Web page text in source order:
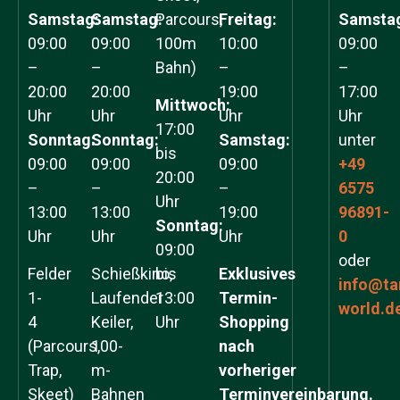
Samstag:
09:00
–
20:00
Uhr
Sonntag:
09:00
–
13:00
Uhr
Felder
1-
4
(Parcours,
Trap,
Skeet)
Samstag:
09:00
–
20:00
Uhr
Sonntag:
09:00
–
13:00
Uhr
Schießkino,
Laufender
Keiler,
100-
m-
Bahnen
Parcours,
100m
Bahn)
Mittwoch:
17:00
bis
20:00
Uhr
Sonntag:
09:00
bis
13:00
Uhr
Freitag:
10:00
–
19:00
Uhr
Samstag:
09:00
–
19:00
Uhr
Exklusives
Termin-
Shopping
nach
vorheriger
Terminvereinbarung.
09:00
–
17:00
Uhr
unter
+49
6575
96891-
0
oder